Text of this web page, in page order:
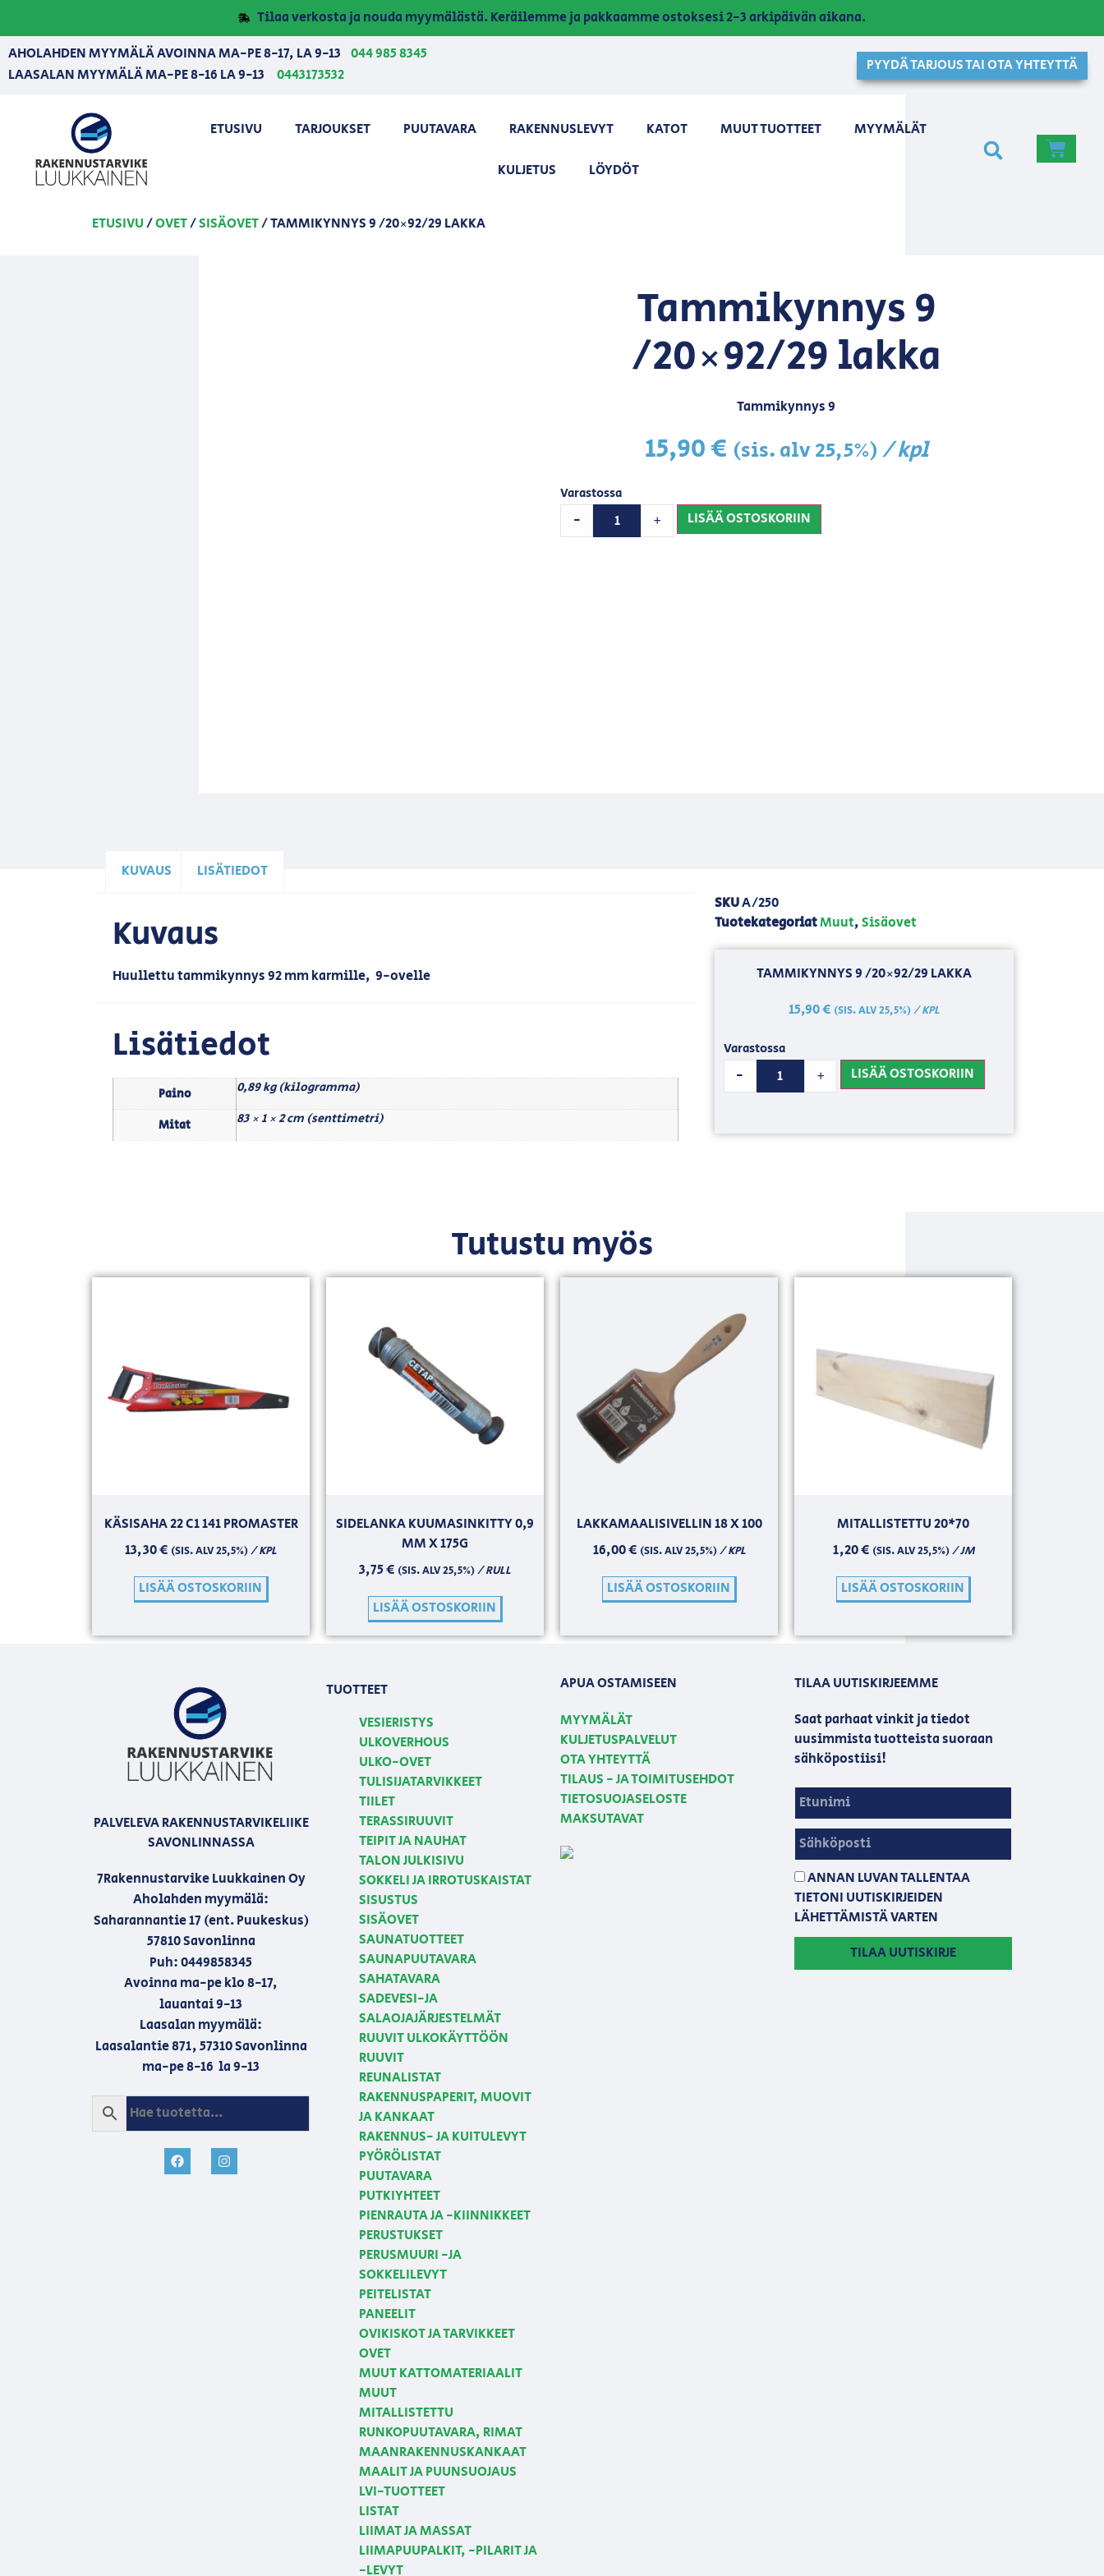
Tilaa verkosta ja nouda myymälästä. Keräilemme ja pakkaamme ostoksesi 2-3 arkipäivän aikana.
AHOLAHDEN MYYMÄLÄ AVOINNA MA-PE 8-17, LA 9-13 044 985 8345
LAASALAN MYYMÄLÄ MA-PE 8-16 LA 9-13
0443173532
PYYDÄ TARJOUS TAI OTA YHTEYTTÄ
ETUSIVU TARJOUKSET PUUTAVARA RAKENNUSLEVYT KATOT MUUT TUOTTEET MYYMÄLÄT
KULJETUS LÖYDÖT
ETUSIVU/OVET/SISÄOVET/ TAMMIKYNNYS 9 /20×92/29 LAKKA
Tammikynnys 9
/20×92/29 lakka
Tammikynnys 9
15,90€ (sis. alv 25,5%)/ kpl
Varastossa
- + LISÄÄ OSTOSKORIIN
KUVAUS LISÄTIEDOT
Kuvaus
Huullettu tammikynnys 92 mm karmille, 9-ovelle
Lisätiedot
Paino 0,89 kg (kilogramma)
Mitat 83 × 1 × 2 cm (senttimetri)
SKUA/250
TuotekategoriatMuut,Sisäovet
TAMMIKYNNYS 9 /20×92/29 LAKKA
15,90€ (SIS. ALV 25,5%)/ KPL
Varastossa
- + LISÄÄ OSTOSKORIIN
Tutustu myös
KÄSISAHA 22 C1 141 PROMASTER
13,30€ (SIS. ALV 25,5%)/ KPL
LISÄÄ OSTOSKORIIN
SIDELANKA KUUMASINKITTY 0,9
MM X 175G
3,75€ (SIS. ALV 25,5%)/ RULL
LISÄÄ OSTOSKORIIN
LAKKAMAALISIVELLIN 18 X 100
16,00€ (SIS. ALV 25,5%)/ KPL
LISÄÄ OSTOSKORIIN
MITALLISTETTU 20*70
1,20€ (SIS. ALV 25,5%)/ JM
LISÄÄ OSTOSKORIIN
PALVELEVA RAKENNUSTARVIKELIIKE
SAVONLINNASSA
7Rakennustarvike Luukkainen Oy
Aholahden myymälä:
Saharannantie 17 (ent. Puukeskus)
57810 Savonlinna
Puh: 0449858345
Avoinna ma-pe klo 8-17,
lauantai 9-13
Laasalan myymälä:
Laasalantie 871, 57310 Savonlinna
ma-pe 8-16 la 9-13
TUOTTEET
VESIERISTYS
ULKOVERHOUS
ULKO-OVET
TULISIJATARVIKKEET
TIILET
TERASSIRUUVIT
TEIPIT JA NAUHAT
TALON JULKISIVU
SOKKELI JA IRROTUSKAISTAT
SISUSTUS
SISÄOVET
SAUNATUOTTEET
SAUNAPUUTAVARA
SAHATAVARA
SADEVESI-JA
SALAOJAJÄRJESTELMÄT
RUUVIT ULKOKÄYTTÖÖN
RUUVIT
REUNALISTAT
RAKENNUSPAPERIT, MUOVIT
JA KANKAAT
RAKENNUS- JA KUITULEVYT
PYÖRÖLISTAT
PUUTAVARA
PUTKIYHTEET
PIENRAUTA JA -KIINNIKKEET
PERUSTUKSET
PERUSMUURI -JA
SOKKELILEVYT
PEITELISTAT
PANEELIT
OVIKISKOT JA TARVIKKEET
OVET
MUUT KATTOMATERIAALIT
MUUT
MITALLISTETTU
RUNKOPUUTAVARA, RIMAT
MAANRAKENNUSKANKAAT
MAALIT JA PUUNSUOJAUS
LVI-TUOTTEET
LISTAT
LIIMAT JA MASSAT
LIIMAPUUPALKIT, -PILARIT JA
-LEVYT
APUA OSTAMISEEN
MYYMÄLÄT
KULJETUSPALVELUT
OTA YHTEYTTÄ
TILAUS - JA TOIMITUSEHDOT
TIETOSUOJASELOSTE
MAKSUTAVAT
TILAA UUTISKIRJEEMME
Saat parhaat vinkit ja tiedot
uusimmista tuotteista suoraan
sähköpostiisi!
ANNAN LUVAN TALLENTAA
TIETONI UUTISKIRJEIDEN
LÄHETTÄMISTÄ VARTEN
TILAA UUTISKIRJE